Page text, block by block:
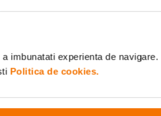
imbunatati experienta de navigare.
Politica de cookies.
sa folosesc acesta genata
Marshall Electronics